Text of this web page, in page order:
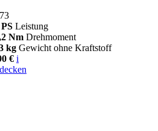
Leistung
Nm Drehmoment
kg Gewicht ohne Kraftstoff
€ i